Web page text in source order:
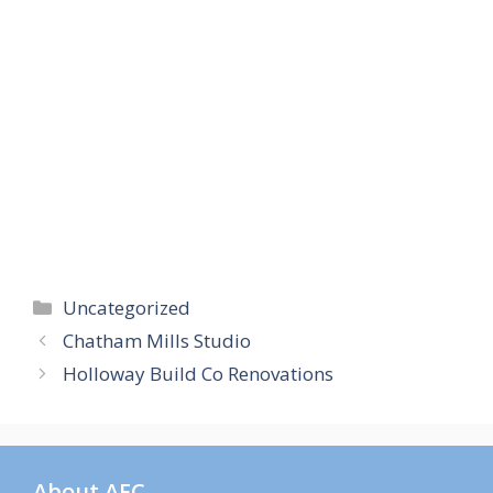
Categories
Uncategorized
Chatham Mills Studio
Holloway Build Co Renovations